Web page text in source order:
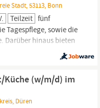
Stadt, 53113, Bonn
Teilzeit fünf
Tagespflege, sowie die
Darüber hinaus bieten
für Senior innen,
Dienstleistungen in
Für das Altenheim
ab sofort Mitarbeiter in
Küche (w/m/d) im
Düren